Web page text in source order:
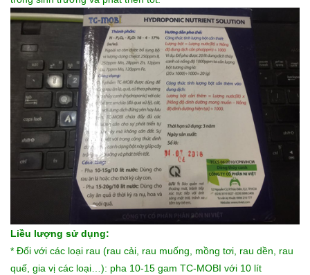
Liều lượng sử dụng:
* Đối với các loại rau (rau cải, rau muống, mồng tơi, rau dền, rau
quế, gia vị các loại…): pha 10-15 gam TC-MOBI với 10 lít